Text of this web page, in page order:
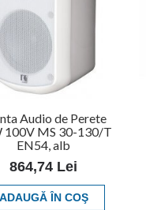
Audio de Perete
100V MS 30-130/T
EN54, alb
864,74 Lei
ADAUGĂ ÎN COŞ